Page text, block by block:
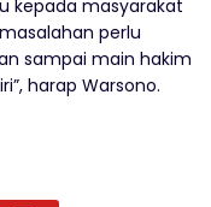
kepada masyarakat
perlu
sampai main hakim
harap Warsono.